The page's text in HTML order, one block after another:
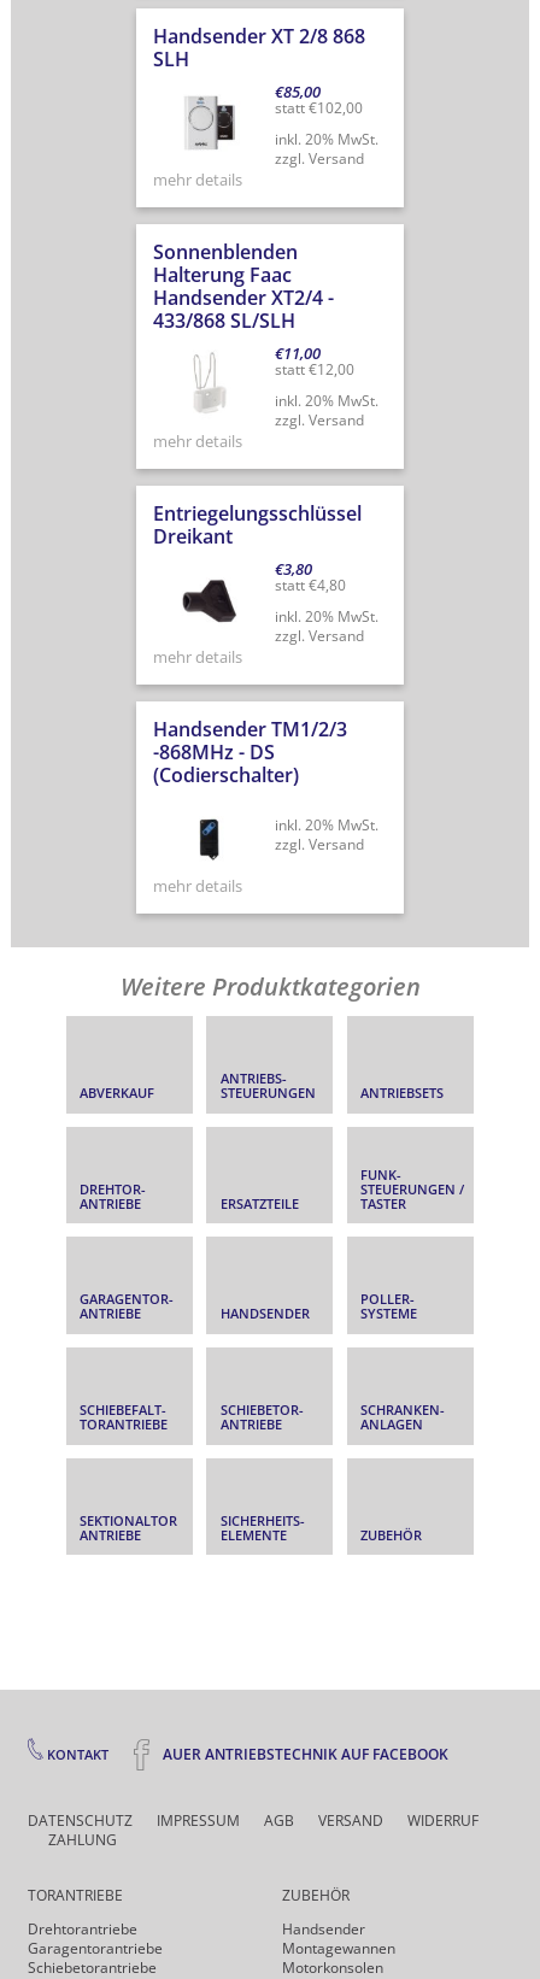
Handsender XT 2/8 868
SLH
€85,00
statt€102,00
inkl. 20% MwSt.
zzgl. Versand
mehr details
Sonnenblenden
Halterung Faac
Handsender XT2/4 -
433/868 SL/SLH
€11,00
statt€12,00
inkl. 20% MwSt.
zzgl. Versand
mehr details
Entriegelungsschlüssel
Dreikant
€3,80
statt€4,80
inkl. 20% MwSt.
zzgl. Versand
mehr details
Handsender TM1/2/3
-868MHz - DS
(Codierschalter)
inkl. 20% MwSt.
zzgl. Versand
mehr details
Weitere Produktkategorien
ABVERKAUF
ANTRIEBS­
STEUERUNGEN
ANTRIEBSETS
DREHTOR­
ANTRIEBE
ERSATZTEILE
FUNK­
STEUERUNGEN /
TASTER
GARAGENTOR­
ANTRIEBE
HANDSENDER
POLLER­
SYSTEME
SCHIEBEFALT­
TORANTRIEBE
SCHIEBETOR­
ANTRIEBE
SCHRANKEN­
ANLAGEN
SEKTIONALTOR
ANTRIEBE
SICHERHEITS­
ELEMENTE
ZUBEHÖR
KONTAKT AUER ANTRIEBSTECHNIK AUF FACEBOOK
DATENSCHUTZ IMPRESSUM AGB VERSAND
WIDERRUF
ZAHLUNG
TORANTRIEBE
Drehtor­antriebe
Garagentorantriebe
Schiebetorantriebe
ZUBEHÖR
Handsender
Montagewannen
Motorkonsolen